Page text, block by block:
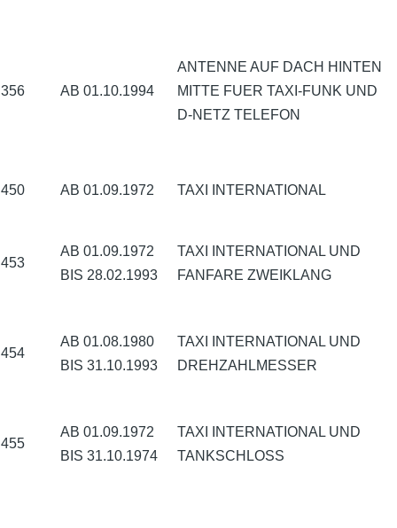
356 AB 01.10.1994
ANTENNE AUF DACH HINTEN
MITTE FUER TAXI-FUNK UND
D-NETZ TELEFON
450 AB 01.09.1972 TAXI INTERNATIONAL
453
AB 01.09.1972
BIS 28.02.1993
TAXI INTERNATIONAL UND
FANFARE ZWEIKLANG
454
AB 01.08.1980
BIS 31.10.1993
TAXI INTERNATIONAL UND
DREHZAHLMESSER
455
AB 01.09.1972
BIS 31.10.1974
TAXI INTERNATIONAL UND
TANKSCHLOSS